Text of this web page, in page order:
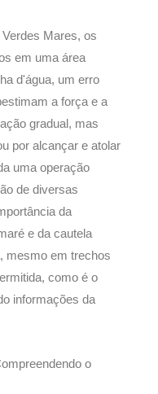
Mares, os
em uma área
d'água, um erro
a força e a
gradual, mas
por alcançar e atolar
uma operação
de diversas
da
e da cautela
mesmo em trechos
como é o
informações da
o